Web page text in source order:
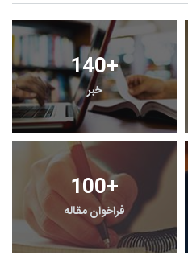
140+
خبر
100+
فراخوان مقاله